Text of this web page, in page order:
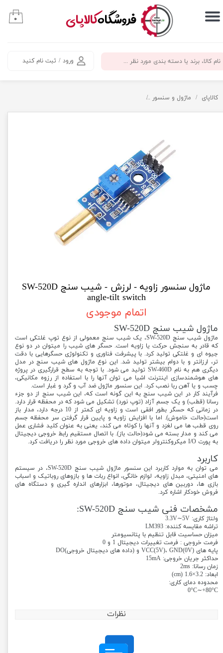
​فروشگاهکالاپای
ورود / ثبت نام کنید
حساب کاربری من
سفارشات
۰
کالاپای ماژول و سنسور
ماژول سنسور زاویه - لرزش - شیب سنج SW-520D
angle-tilt switch
اتمام موجودی
ماژول شیب سنج SW-520D
ماژول شیب سنج SW-520D، یک شیب سنج معمولی از نوع توپ غلتکی است
که قادر به سنجش حرکت یا زاویه است. حسگر های شیب را میتوان در دو نوع
جیوه ای و غلتکی تولید کرد. با پیشرفت فناوری و تکنولوژی حسگرهایی با دقت
تر، ارزانتر و با دوام بیشتر تولید شد. این نوع ماژول های شیب سنج در مدل
دیگری هم به نام SW-460D تولید می شود. با توجه به سطح قرارگیری در پروژه
های هوشمندسازی اینترنت اشیا می توان آنها را با استفاده از رزوه مکانیکی،
چسب و یا آهن ربا نصب کرد. این سنسور ماژول ضد آب و گرد و غبار است.
فرآیند کار در این شیب سنج به این گونه است که، این شیب سنج از دو جزء
رسانا (قطب) و یک جسم آزاد (توپ نورد) تشکیل می شود که در محفظه قرار دارد.
در زمانی که حسگر بطور افقی است و زاویه ای کمتر از 10 درجه دارد، مدار باز
است(حالت خاموش). اما با افزایش زاویه و پایین قرار گرفتن سر محفظه جسم
روی قطب ها می لغزد و آنها را کوتاه می کند، یعنی به عنوان کلید فشاری عمل
می کند و مدار بسته می شود(حالت باز). با اتصال مستقیم رابط خروجی دیجیتال
به پورت I/O میکروکنترولر میتوان داده های خروجی مورد نظر را دریافت کرد.
کاربرد
می توان به موارد کاربرد این سنسور ماژول شیب سنج SW-520D، در سیستم
های امنیتی، مبدل زاویه، لوازم خانگی، انواع ربات ها و بازوهای روباتیک و اسباب
بازی ها، دوربین های دیجیتال، موتورها، ابزارهای انداره گیری و دستگاه های
فروش خودکار اشاره کرد.
مشخصات فنی شیب سنج SW-520D:
ولتاژ کاری: 3.3V∼5V
تراشه مقایسه کننده: LM393
میزان حساسیت قابل تنظیم با پتانسیومتر
فرمت خروجی : فرمت تغییرات دیجیتال 1 و 0
پایه های (0V)VCC(5V)، GND و (داده های دیجیتال خروجی)DO
حداکثر جریان خروجی: 15mA
زمان رسانا: 2ms
ابعاد: 3.2×1.6 (cm)
محدوده دمای کاری:
0°C∼+80°C
نظرات